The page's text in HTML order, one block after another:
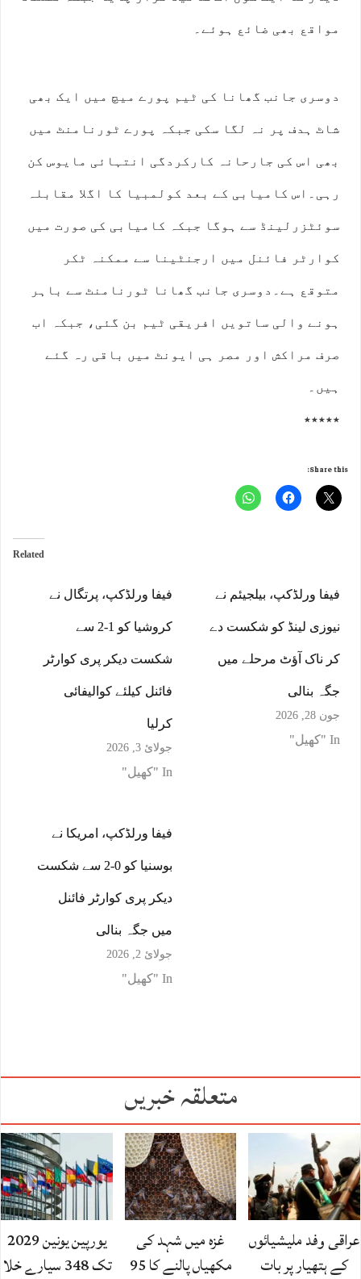
مواقع بھی ضائع ہوئے۔
دوسری جانب گھانا کی ٹیم پورے میچ میں ایک بھی
شاٹ ہدف پر نہ لگا سکی جبکہ پورے ٹورنامنٹ میں
بھی اس کی جارحانہ کارکردگی انتہائی مایوس کن
رہی۔اس کامیابی کے بعد کولمبیا کا اگلا مقابلہ
سوئٹزرلینڈ سے ہوگا جبکہ کامیابی کی صورت میں
کوارٹر فائنل میں ارجنٹینا سے ممکنہ ٹکر
متوقع ہے۔دوسری جانب گھانا ٹورنامنٹ سے باہر
ہونے والی ساتویں افریقی ٹیم بن گئی، جبکہ اب
صرف مراکش اور مصر ہی ایونٹ میں باقی رہ گئے
ہیں۔
٭٭٭٭٭
Share this:
Related
فیفا ورلڈکپ، پرتگال نے
کروشیا کو 1-2 سے
شکست دیکر پری کوارٹر
فائنل کیلئے کوالیفائی
کرلیا
جولائ 3, 2026
In "کھیل"
فیفا ورلڈکپ، بیلجیئم نے
نیوزی لینڈ کو شکست دے
کر ناک آﺅٹ مرحلے میں
جگہ بنالی
جون 28, 2026
In "کھیل"
فیفا ورلڈکپ، امریکا نے
بوسنیا کو 0-2 سے شکست
دیکر پری کوارٹر فائنل
میں جگہ بنالی
جولائ 2, 2026
In "کھیل"
متعلقہ خبریں
عراقی وفد ملیشیائوں
کے ہتھیار پر بات
غزہ میں شہد کی
مکھیاں پالنے کا 95
یورپین یونین 2029
تک 348 سیارے خلا